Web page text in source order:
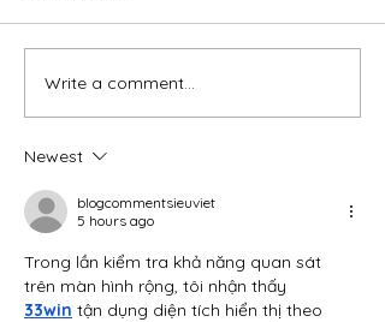
Write a comment...
Newest
blogcommentsieuviet
5 hours ago
Trong lần kiểm tra khả năng quan sát
trên màn hình rộng, tôi nhận thấy
33win tận dụng diện tích hiển thị theo